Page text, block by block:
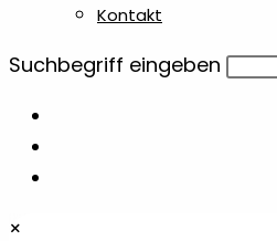
Kontakt
Diese
durchsuchen
Suchbegriff eingeben
×